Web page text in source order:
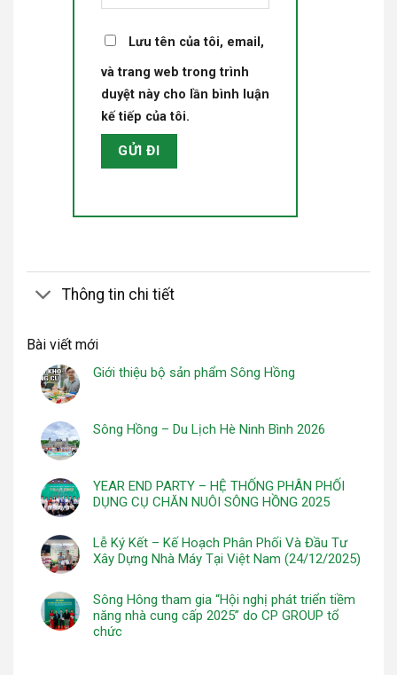
Lưu tên của tôi, email,
và trang web trong trình
duyệt này cho lần bình luận
kế tiếp của tôi.
Thông tin chi tiết
Bài viết mới
Giới thiệu bộ sản phẩm Sông Hồng
Sông Hồng – Du Lịch Hè Ninh Bình 2026
YEAR END PARTY – HỆ THỐNG PHÂN PHỐI
DỤNG CỤ CHĂN NUÔI SÔNG HỒNG 2025
Lễ Ký Kết – Kế Hoạch Phân Phối Và Đầu Tư
Xây Dựng Nhà Máy Tại Việt Nam (24/12/2025)
Sông Hông tham gia “Hội nghị phát triển tiềm
năng nhà cung cấp 2025” do CP GROUP tổ
chức